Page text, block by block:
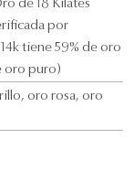
de 18 Kilates
por
tiene 59% de oro
oro puro)
oro rosa, oro